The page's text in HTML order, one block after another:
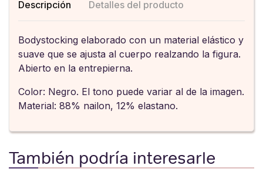
Descripción Detalles del producto
Bodystocking elaborado con un material elástico y
suave que se ajusta al cuerpo realzando la figura.
Abierto en la entrepierna.
Color: Negro. El tono puede variar al de la imagen.
Material: 88% nailon, 12% elastano.
También podría interesarle